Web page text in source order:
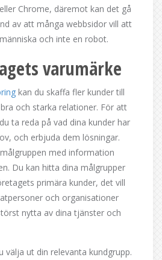
Chrome, däremot kan det gå
av att många webbsidor vill att
och inte en robot.
varumärke
kan du skaffa fler kunder till
och starka relationer. För att
ta reda på vad dina kunder har
och erbjuda dem lösningar.
med information
Du kan hitta dina målgrupper
primära kunder, det vill
och organisationer
nytta av dina tjänster och
välja ut din relevanta kundgrupp.